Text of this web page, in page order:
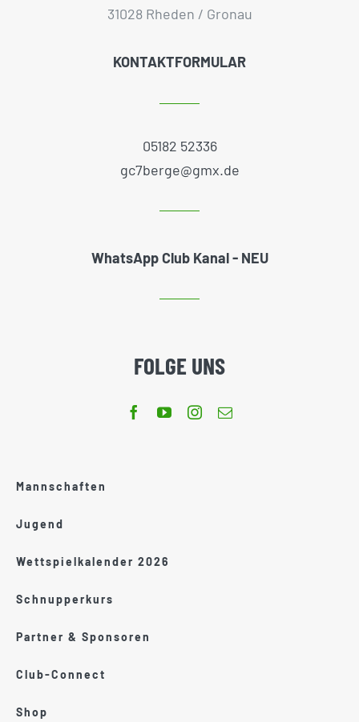
31028 Rheden / Gronau
KONTAKTFORMULAR
05182 52336
gc7berge@gmx.de
WhatsApp Club Kanal - NEU
FOLGE UNS
Mannschaften
Jugend
Wettspielkalender 2026
Schnupperkurs
Partner & Sponsoren
Club-Connect
Shop